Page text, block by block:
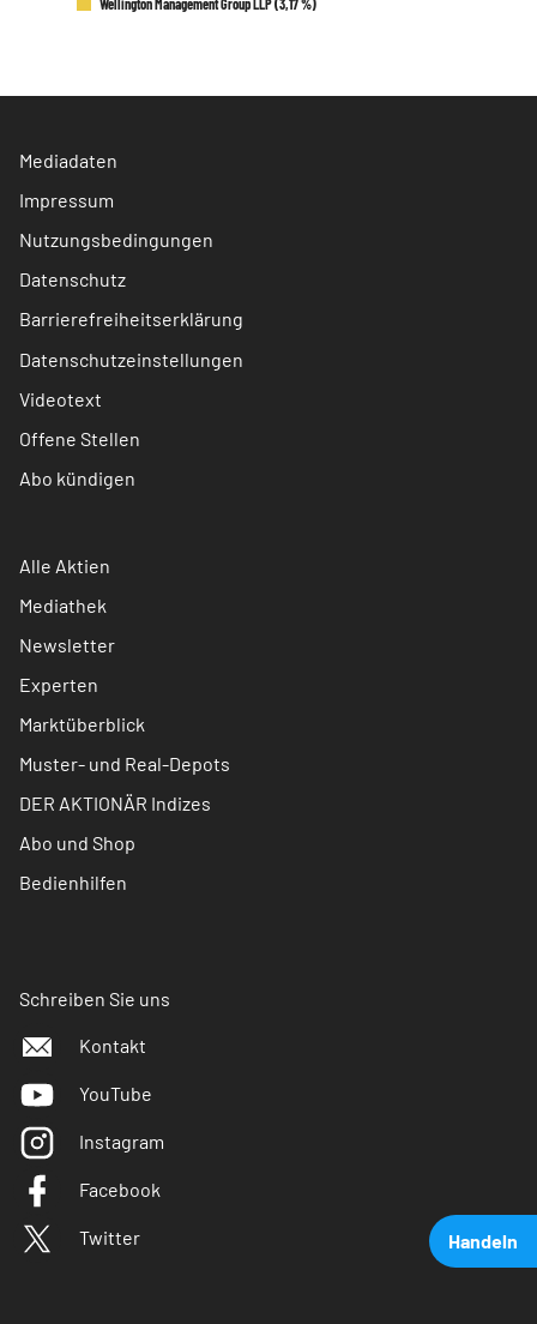
Handeln
Wellington Management Group LLP (3,17 %)
Mediadaten
Impressum
Nutzungsbedingungen
Datenschutz
Barrierefreiheitserklärung
Datenschutzeinstellungen
Videotext
Offene Stellen
Abo kündigen
Alle Aktien
Mediathek
Newsletter
Experten
Marktüberblick
Muster- und Real-Depots
DER AKTIONÄR Indizes
Abo und Shop
Bedienhilfen
Schreiben Sie uns
Kontakt
YouTube
Instagram
Facebook
Twitter